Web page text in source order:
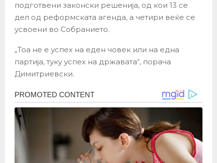
подготвени законски решенија, од кои 13 се
дел од реформската агенда, а четири веќе се
усвоени во Собранието.
„Тоа не е успех на еден човек или на една
партија, туку успех на државата“, порача
Димитриевски.